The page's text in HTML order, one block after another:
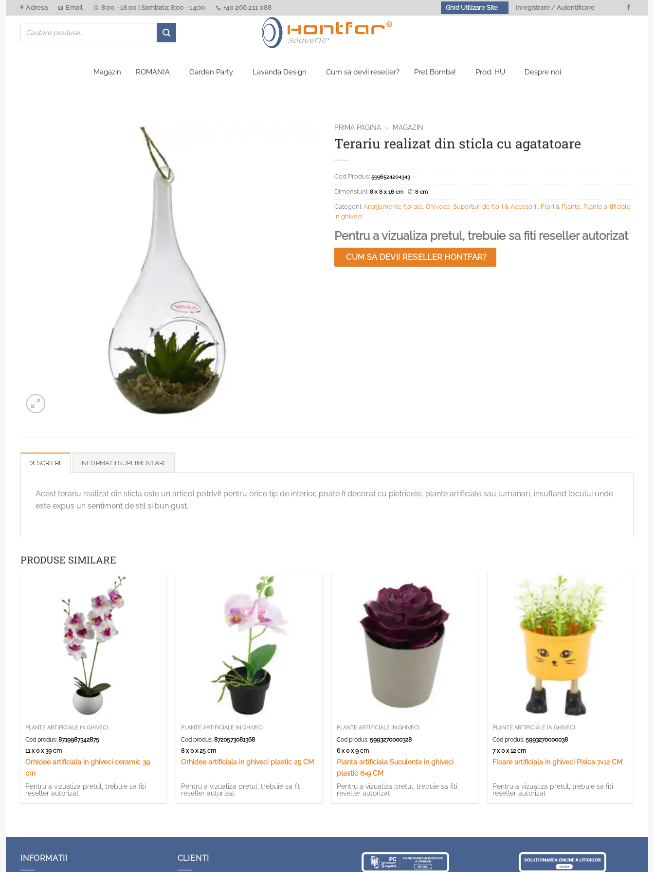
to
content
Adresa Email 8:00 - 18:00 I Sambata: 8:00 - 14:00 +40 266 211 088 Ghid Utilizare Site Inregistrare / Autentificare
Products
search
Magazin ROMANIA Garden Party Lavanda Design Cum sa devii reseller? Pret Bomba! Prod. HU Despre noi
PRIMA PAGINA » MAGAZIN
Terariu realizat din sticla cu agatatoare
Cod Produs: 5996524204343
Dimensiuni: 8 x 8 x 16 cm Ø: 8 cm
Categorii: Aranjamente florale, Ghivece, Suporturi de flori & Accesorii Flori & Plante Plante artificiale
in ghiveci
Pentru a vizualiza pretul, trebuie sa fiti reseller autorizat
CUM SA DEVII RESELLER HONTFAR?
DESCRIERE INFORMATII SUPLIMENTARE
Acest terariu realizat din sticla este un articol potrivit pentru orice tip de interior, poate fi decorat cu pietricele, plante artificiale sau lumanari, insufland locului unde
este expus un sentiment de stil si bun gust.
PRODUSE SIMILARE
PLANTE ARTIFICIALE IN GHIVECI
Cod produs:8719987342875
11 x 0 x 39 cm
Orhidee artificiala in ghiveci ceramic 39
cm
Pentru a vizualiza pretul, trebuie sa fiti
reseller autorizat
PLANTE ARTIFICIALE IN GHIVECI
Cod produs:8720573081368
8 x 0 x 25 cm
Orhidee artificiala in ghiveci plastic 25 CM
Pentru a vizualiza pretul, trebuie sa fiti
reseller autorizat
PLANTE ARTIFICIALE IN GHIVECI
Cod produs:5993270000328
6 x 0 x 9 cm
Planta artificiala Suculenta in ghiveci
plastic 6×9 CM
Pentru a vizualiza pretul, trebuie sa fiti
reseller autorizat
PLANTE ARTIFICIALE IN GHIVECI
Cod produs:5993270000038
7 x 0 x 12 cm
Floare artificiala in ghiveci Pisica 7×12 CM
Pentru a vizualiza pretul, trebuie sa fiti
reseller autorizat
INFORMATII CLIENTI